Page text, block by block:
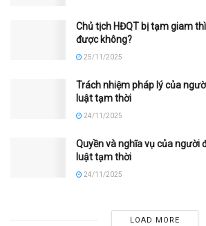
Chủ tịch HĐQT bị tạm giam
được không?
25/11/2025
Trách nhiệm pháp lý của
luật tạm thời
24/11/2025
Quyền và nghĩa vụ của người
luật tạm thời
24/11/2025
LOAD MORE